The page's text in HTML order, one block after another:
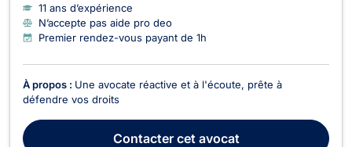
11 ans d’expérience
N’accepte pas aide pro deo
Premier rendez-vous payant de 1h
À propos : Une avocate réactive et à l'écoute, prête à
défendre vos droits
Contactercet avocat